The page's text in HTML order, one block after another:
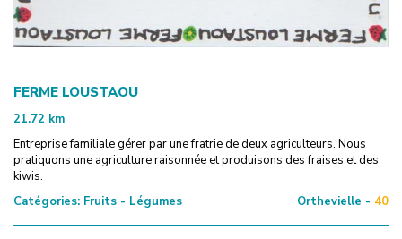
FERME LOUSTAOU
21.72 km
Entreprise familiale gérer par une fratrie de deux agriculteurs. Nous
pratiquons une agriculture raisonnée et produisons des fraises et des
kiwis.
Catégories: Fruits - Légumes Orthevielle - 40